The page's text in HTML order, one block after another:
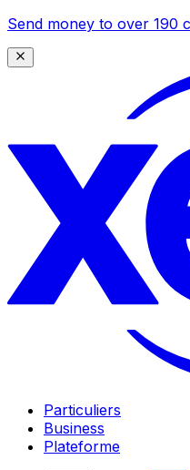
Send money to over 190
Particuliers
Business
Plateforme